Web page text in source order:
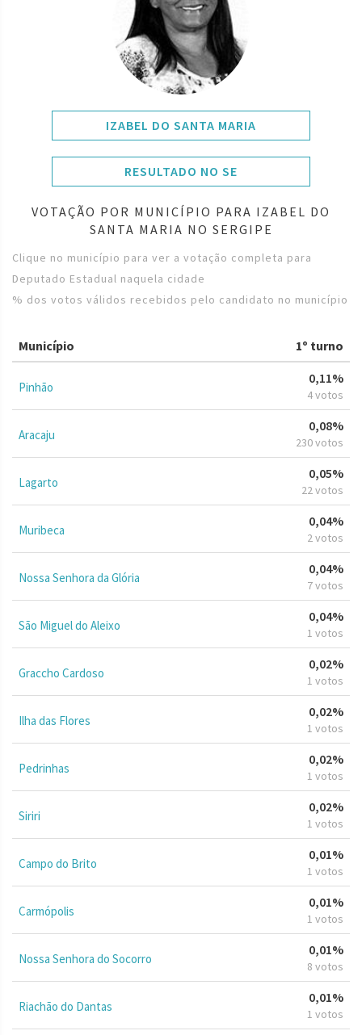
IZABEL DO SANTA MARIA
RESULTADO NO SE
VOTAÇÃO POR MUNICÍPIO PARA IZABEL DO
SANTA MARIA NO SERGIPE
Clique no município para ver a votação completa para
Deputado Estadual naquela cidade
% dos votos válidos recebidos pelo candidato no município
Município 1º turno
Pinhão
0,11%
4 votos
Aracaju
0,08%
230 votos
Lagarto
0,05%
22 votos
Muribeca
0,04%
2 votos
Nossa Senhora da Glória
0,04%
7 votos
São Miguel do Aleixo
0,04%
1 votos
Graccho Cardoso
0,02%
1 votos
Ilha das Flores
0,02%
1 votos
Pedrinhas
0,02%
1 votos
Siriri
0,02%
1 votos
Campo do Brito
0,01%
1 votos
Carmópolis
0,01%
1 votos
Nossa Senhora do Socorro
0,01%
8 votos
Riachão do Dantas
0,01%
1 votos